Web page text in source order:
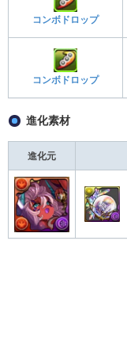
コンボドロップ
コンボドロップ
進化素材
進化元